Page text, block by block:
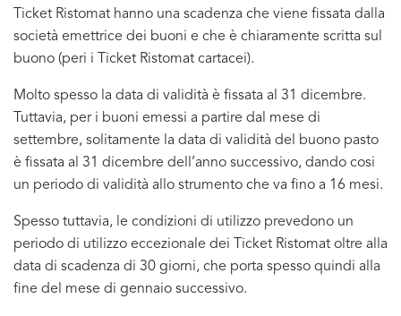
Ticket Ristomat hanno una scadenza che viene fissata dalla
società emettrice dei buoni e che è chiaramente scritta sul
buono (peri i Ticket Ristomat cartacei).
Molto spesso la data di validità è fissata al 31 dicembre.
Tuttavia, per i buoni emessi a partire dal mese di
settembre, solitamente la data di validità del buono pasto
è fissata al 31 dicembre dell’anno successivo, dando cosi
un periodo di validità allo strumento che va fino a 16 mesi.
Spesso tuttavia, le condizioni di utilizzo prevedono un
periodo di utilizzo eccezionale dei Ticket Ristomat oltre alla
data di scadenza di 30 giorni, che porta spesso quindi alla
fine del mese di gennaio successivo.